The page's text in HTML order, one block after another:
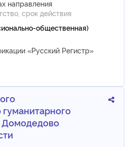
направления
срок действия
общественная)
«Русский Регистр»
гуманитарного
Домодедово